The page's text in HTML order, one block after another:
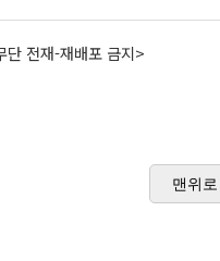
전재-재배포 금지>
맨위로